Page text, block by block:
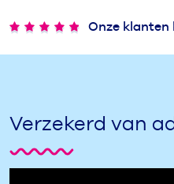
Onze klanten
Verzekerd van